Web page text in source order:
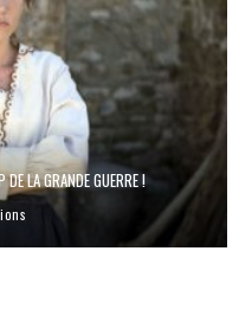
LA GRANDE GUERRE !